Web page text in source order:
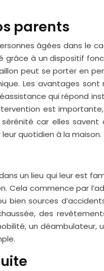
parents
âgées dans le
à un dispositif
peut se porter en
Les avantages sont
qui répond
est
car elles
quotidien à la maison.
un lieu qui leur est
commence par
sources
des
un